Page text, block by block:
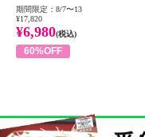
期間限定：8/7〜13
¥17,820
¥6,980(税込)
60%OFF